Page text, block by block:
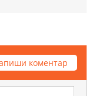
коментар